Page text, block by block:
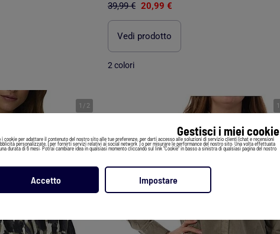
Gestisci i miei cookie
i cookie per adattare il contenuto del nostro sito alle tue preferenze, per darti accesso alle soluzioni di servizio clienti (chat e recensioni
personalizzate, [per fornirti servizi relativi ai social network ] o per misurare le performance del nostro sito. Una volta effettuata
durata di 6 mesi. Potrai cambiare idea in qualsiasi momento cliccando sul link "Cookie" in basso a sinistra di qualsiasi pagina del nostro
Accetto Impostare
39,99 € 20,99 €
Vedi prodotto
2 colori
1 / 2 1